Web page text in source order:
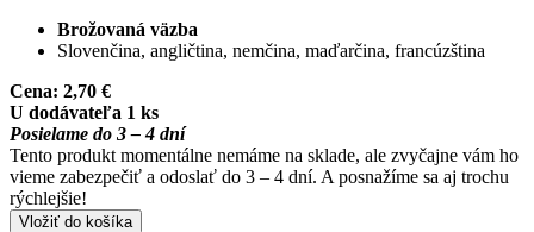
Brožovaná väzba
Slovenčina, angličtina, nemčina, maďarčina, francúzština
Cena: 2,70 €
U dodávateľa 1 ks
Posielame do 3 – 4 dní
Tento produkt momentálne nemáme na sklade, ale zvyčajne vám ho
vieme zabezpečiť a odoslať do 3 – 4 dní. A posnažíme sa aj trochu
rýchlejšie!
Vložiť do košíka